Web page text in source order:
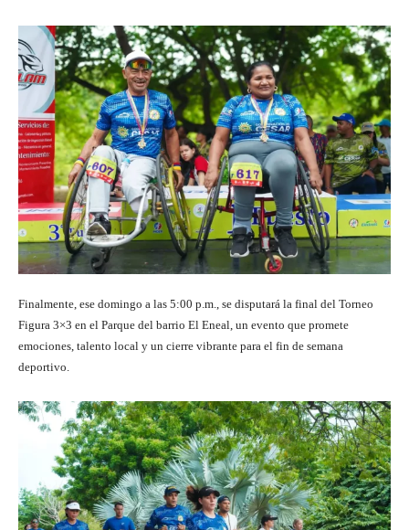
Finalmente, ese domingo a las 5:00 p.m., se disputará la final del Torneo
Figura 3×3 en el Parque del barrio El Eneal, un evento que promete
emociones, talento local y un cierre vibrante para el fin de semana
deportivo.